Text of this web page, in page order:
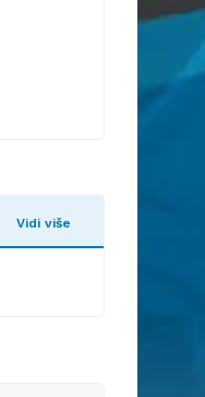
Vidi više